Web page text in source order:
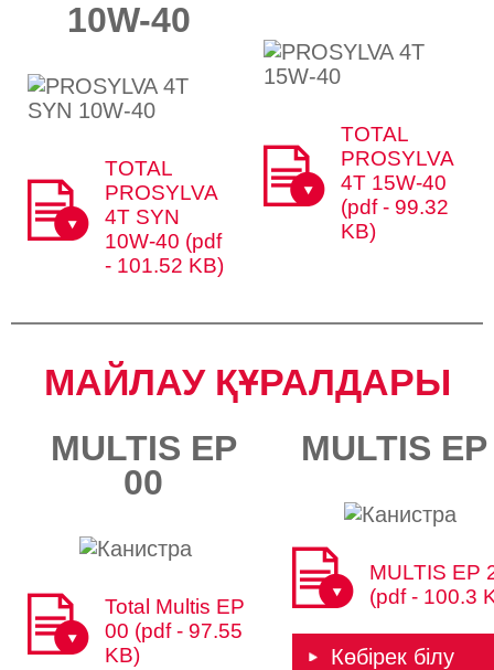
10W-40
TOTAL
PROSYLVA
4T SYN
10W-40 (pdf
- 101.52 KB)
TOTAL
PROSYLVA
4T 15W-40
(pdf - 99.32
KB)
МАЙЛАУ ҚҰРАЛДАРЫ​​
MULTIS EP
00
Total Multis EP
00 (pdf - 97.55
KB)
MULTIS
MULTIS EP
(pdf - 100.3
Көбірек білу